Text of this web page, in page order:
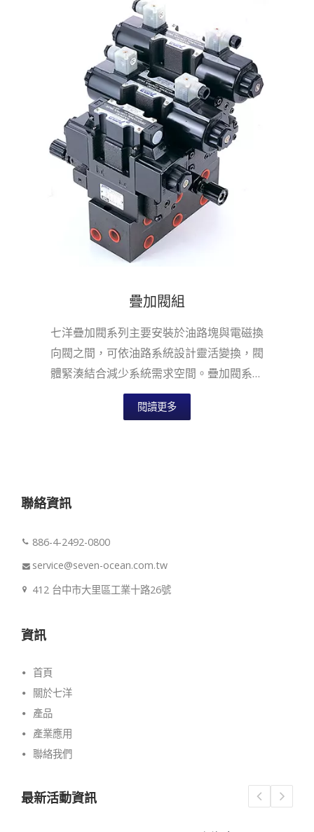
疊加閥組
七洋疊加閥系列主要安裝於油路塊與電磁換
向閥之間，可依油路系統設計靈活變換，閥
體緊湊結合減少系統需求空間。疊加閥系列
適用於國際安裝面標準，提供六通徑NG6...
閱讀更多
聯絡資訊
886-4-2492-0800
service@seven-ocean.com.tw
412 台中市大里區工業十路26號
資訊
首頁
關於七洋
產品
產業應用
聯絡我們
最新活動資訊